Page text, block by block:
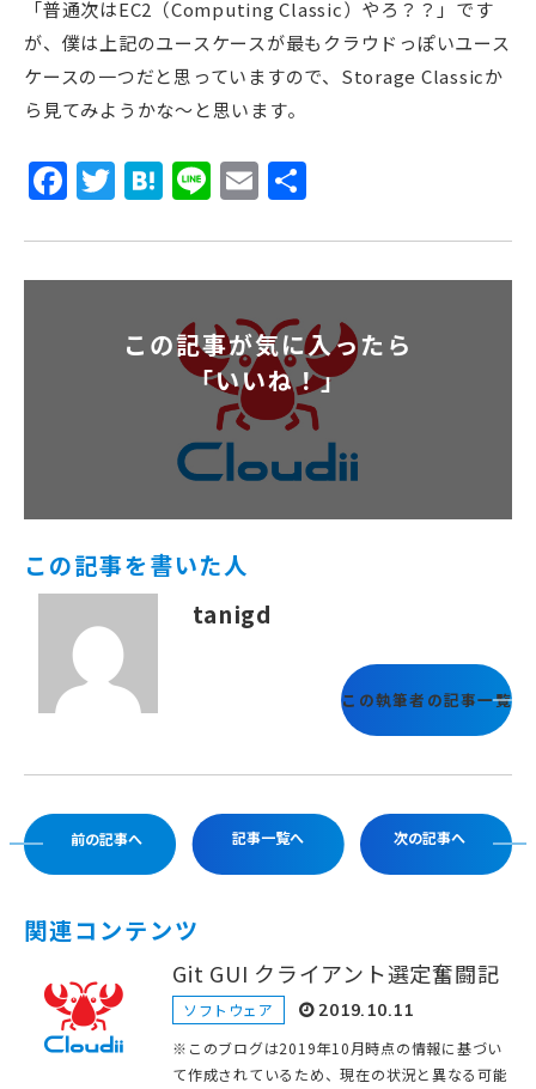
「普通次はEC2（Computing Classic）やろ？？」です
が、僕は上記のユースケースが最もクラウドっぽいユース
ケースの一つだと思っていますので、Storage Classicか
ら見てみようかな〜と思います。
Facebook
Twitter
Hatena
LineEmail
この記事が気に入ったら
「いいね！」
この記事を書いた人
tanigd
この執筆者の記事一覧
前の記事へ 記事一覧へ 次の記事へ
関連コンテンツ
Git GUI クライアント選定奮闘記
ソフトウェア 2019.10.11
※このブログは2019年10月時点の情報に基づい
て作成されているため、現在の状況と異なる可能